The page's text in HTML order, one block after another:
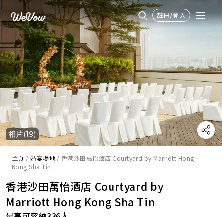
註冊/登入
相片(19)
主頁 /婚宴場地 / 香港沙田萬怡酒店 Courtyard by Marriott Hong
Kong Sha Tin
香港沙田萬怡酒店 Courtyard by
Marriott Hong Kong Sha Tin